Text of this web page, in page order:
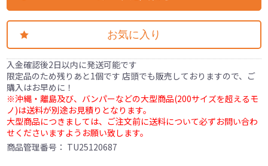
お気に入り
入金確認後2日以内に発送可能です
限定品のため残りあと1個です 店頭でも販売しておりますので、ご
購入はお早めに！
※沖縄・離島及び、バンパーなどの大型商品(200サイズを超えるモ
ノ)は送料が別途お見積りとなります。
大型商品につきましては、ご注文前に送料について必ずお問い合わ
せくださいますようお願い致します。
商品管理番号： TU25120687